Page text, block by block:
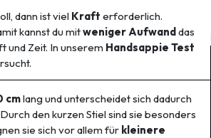
dann ist viel Kraft erforderlich.
kannst du mitweniger Aufwand das
und Zeit. In unserem Handsappie Test
cmlang und unterscheidet sich dadurch
den kurzen Stiel sind sie besonders
sie sich vor allem für kleinere